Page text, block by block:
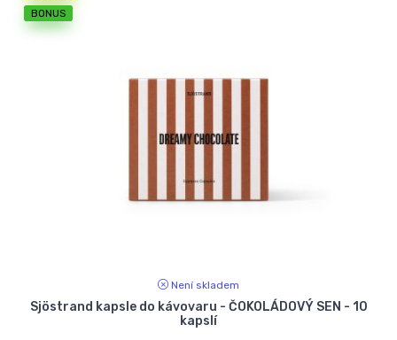
BONUS
Není skladem
Sjöstrand kapsle do kávovaru - ČOKOLÁDOVÝ SEN - 10
kapslí